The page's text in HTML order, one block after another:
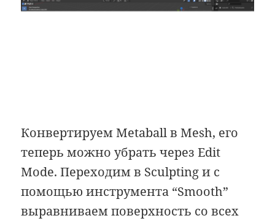
Конвертируем Metaball в Mesh, его
теперь можно убрать через Edit
Mode. Переходим в Sculpting и с
помощью инструмента “Smooth”
выравниваем поверхность со всех